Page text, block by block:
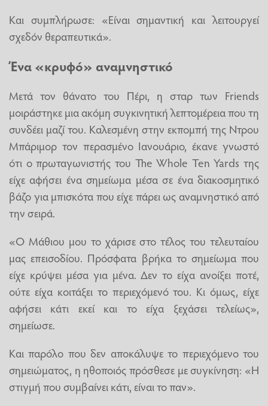
Και συμπλήρωσε: «Είναι σημαντική και λειτουργεί
σχεδόν θεραπευτικά».
Ένα «κρυφό» αναμνηστικό
Μετά τον θάνατο του Πέρι, η σταρ των Friends
μοιράστηκε μια ακόμη συγκινητική λεπτομέρεια που τη
συνδέει μαζί του. Καλεσμένη στην εκπομπή της Ντρου
Μπάριμορ τον περασμένο Ιανουάριο, έκανε γνωστό
ότι ο πρωταγωνιστής του The Whole Ten Yards της
είχε αφήσει ένα σημείωμα μέσα σε ένα διακοσμητικό
βάζο για μπισκότα που είχε πάρει ως αναμνηστικό από
την σειρά.
«Ο Μάθιου μου το χάρισε στο τέλος του τελευταίου
μας επεισοδίου. Πρόσφατα βρήκα το σημείωμα που
είχε κρύψει μέσα για μένα. Δεν το είχα ανοίξει ποτέ,
ούτε είχα κοιτάξει το περιεχόμενό του. Κι όμως, είχε
αφήσει κάτι εκεί και το είχα ξεχάσει τελείως»,
σημείωσε.
Και παρόλο που δεν αποκάλυψε το περιεχόμενο του
σημειώματος, η ηθοποιός πρόσθεσε με συγκίνηση: «Η
στιγμή που συμβαίνει κάτι, είναι το παν».